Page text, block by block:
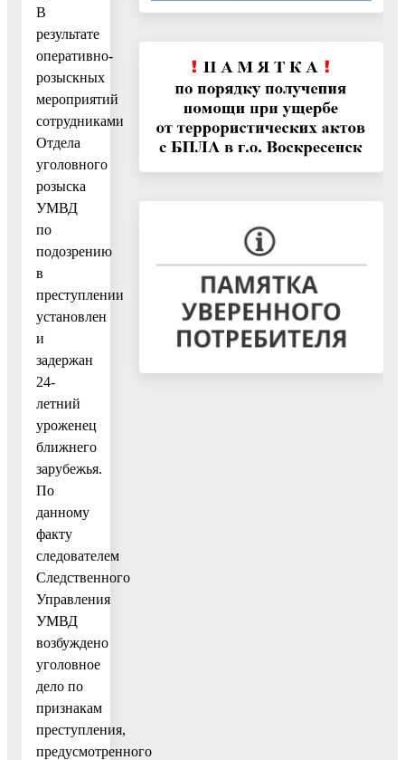
В
результате
оперативно-
розыскных
мероприятий
сотрудниками
Отдела
уголовного
розыска
УМВД
по
подозрению
в
преступлении
установлен
и
задержан
24-
летний
уроженец
ближнего
зарубежья.
По
данному
факту
следователем
Следственного
Управления
УМВД
возбуждено
уголовное
дело по
признакам
преступления,
предусмотренного